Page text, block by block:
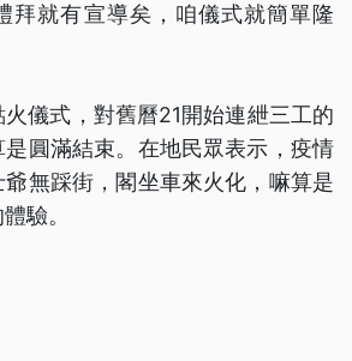
拜就有宣導矣，咱儀式就簡單隆
儀式，對舊曆21開始連紲三工的
圓滿結束。在地民眾表示，疫情
無踩街，閣坐車來火化，嘛算是
驗。